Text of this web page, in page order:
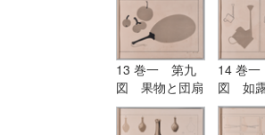
13 巻一 第九
図 果物と団扇
との平塗画（二
色の練習）
14 巻
図 如
と平塗